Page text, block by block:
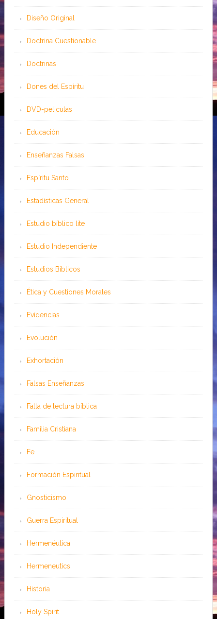
Diseño Original
Doctrina Cuestionable
Doctrinas
Dones del Espíritu
DVD-peliculas
Educación
Enseñanzas Falsas
Espíritu Santo
Estadísticas General
Estudio bíblico lite
Estudio Independiente
Estudios Bíblicos
Ética y Cuestiones Morales
Evidencias
Evolución
Exhortación
Falsas Enseñanzas
Falta de lectura bíblica
Familia Cristiana
Fe
Formación Espiritual
Gnosticismo
Guerra Espiritual
Hermenéutica
Hermeneutics
Historia
Holy Spirit